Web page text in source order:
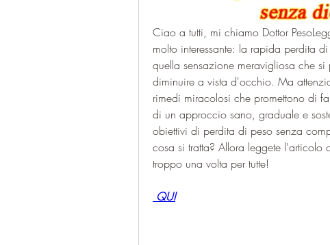
Ciao a tutti, mi chiamo Dottor
molto interessante: la rapida perdita
quella sensazione meravigliosa che
diminuire a vista d'occhio. Ma
rimedi miracolosi che promettono di
di un approccio sano, graduale e
obiettivi di perdita di peso senza
cosa si tratta? Allora leggete
troppo una volta per tutte!
QUI